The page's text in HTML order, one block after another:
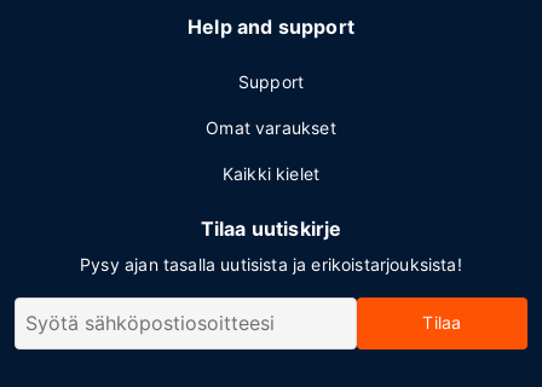
Help and support
Support
Omat varaukset
Kaikki kielet
Tilaa uutiskirje
Pysy ajan tasalla uutisista ja erikoistarjouksista!
Tilaa